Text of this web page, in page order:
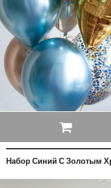
Набор Синий С Золотым